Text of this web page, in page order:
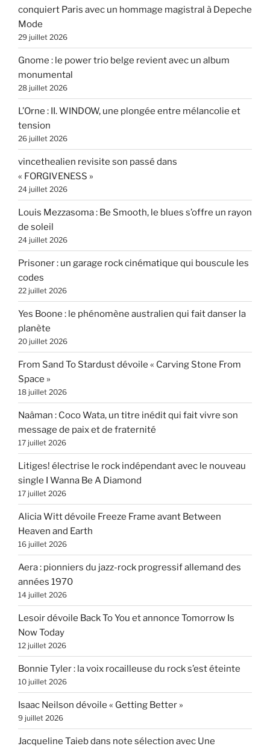
conquiert Paris avec un hommage magistral à Depeche
Mode
29 juillet 2026
Gnome : le power trio belge revient avec un album
monumental
28 juillet 2026
L’Orne : II. WINDOW, une plongée entre mélancolie et
tension
26 juillet 2026
vincethealien revisite son passé dans
« FORGIVENESS »
24 juillet 2026
Louis Mezzasoma : Be Smooth, le blues s’offre un rayon
de soleil
24 juillet 2026
Prisoner : un garage rock cinématique qui bouscule les
codes
22 juillet 2026
Yes Boone : le phénomène australien qui fait danser la
planète
20 juillet 2026
From Sand To Stardust dévoile « Carving Stone From
Space »
18 juillet 2026
Naâman : Coco Wata, un titre inédit qui fait vivre son
message de paix et de fraternité
17 juillet 2026
Litiges! électrise le rock indépendant avec le nouveau
single I Wanna Be A Diamond
17 juillet 2026
Alicia Witt dévoile Freeze Frame avant Between
Heaven and Earth
16 juillet 2026
Aera : pionniers du jazz-rock progressif allemand des
années 1970
14 juillet 2026
Lesoir dévoile Back To You et annonce Tomorrow Is
Now Today
12 juillet 2026
Bonnie Tyler : la voix rocailleuse du rock s’est éteinte
10 juillet 2026
Isaac Neilson dévoile « Getting Better »
9 juillet 2026
Jacqueline Taieb dans note sélection avec Une